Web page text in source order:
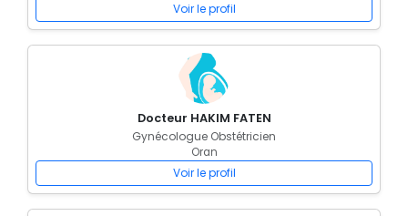
Voir le profil
Docteur HAKIM FATEN
Gynécologue Obstétricien
Oran
Voir le profil